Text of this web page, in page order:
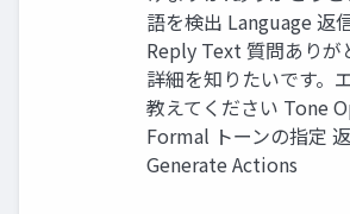
語を検出 Language 返
Reply Text 質問ありが
詳細を知りたいです。
教えてください Tone
Formal トーンの指定
Generate Actions